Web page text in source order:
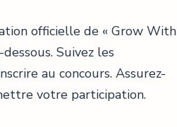
officielle de « Grow With
Suivez les
au concours. Assurez-
votre participation.